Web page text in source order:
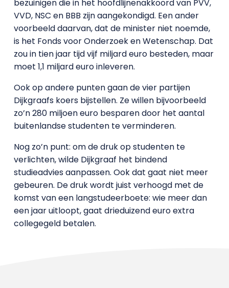
bezuinigen die in het hoofdlijnenakkoord van PVV,
VVD, NSC en BBB zijn aangekondigd. Een ander
voorbeeld daarvan, dat de minister niet noemde,
is het Fonds voor Onderzoek en Wetenschap. Dat
zou in tien jaar tijd vijf miljard euro besteden, maar
moet 1,1 miljard euro inleveren.
Ook op andere punten gaan de vier partijen
Dijkgraafs koers bijstellen. Ze willen bijvoorbeeld
zo’n 280 miljoen euro besparen door het aantal
buitenlandse studenten te verminderen.
Nog zo’n punt: om de druk op studenten te
verlichten, wilde Dijkgraaf het bindend
studieadvies aanpassen. Ook dat gaat niet meer
gebeuren. De druk wordt juist verhoogd met de
komst van een langstudeerboete: wie meer dan
een jaar uitloopt, gaat drieduizend euro extra
collegegeld betalen.